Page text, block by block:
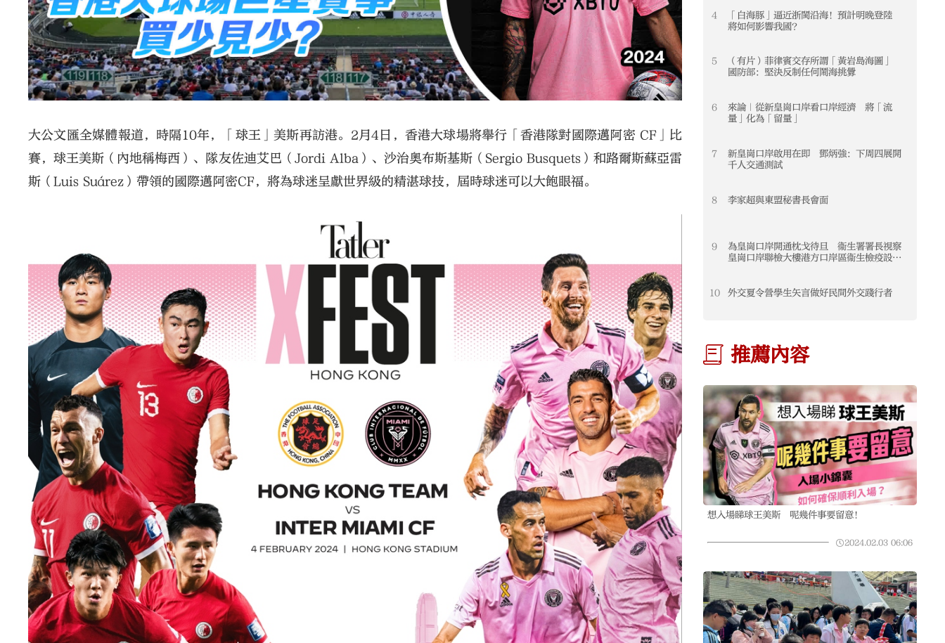
大公文匯全媒體報道，時隔10年，「球王」美斯再訪港。2月4日，香港大球場將舉行「香港隊對國際邁阿密 CF」比
賽，球王美斯（內地稱梅西）、隊友佐迪艾巴（Jordi Alba）、沙治奧布斯基斯（Sergio Busquets）和路爾斯蘇亞雷
斯（Luis Suárez）帶領的國際邁阿密CF，將為球迷呈獻世界級的精湛球技，屆時球迷可以大飽眼福。
4
「白海豚」逼近浙閩沿海！預計明晚登陸
將如何影響我國？
5
（有片）菲律賓交存所謂「黃岩島海圖」
國防部：堅決反制任何鬧海挑釁
6
來論｜從新皇崗口岸看口岸經濟 將「流
量」化為「留量」
7
新皇崗口岸啟用在即 鄧炳強：下周四展開
千人交通測試
8 李家超與東盟秘書長會面
9
為皇崗口岸開通枕戈待旦 衞生署署長視察
皇崗口岸聯檢大樓港方口岸區衞生檢疫設施
10 外交夏令營學生矢言做好民間外交踐行者
推薦內容
想入場睇球王美斯 呢幾件事要留意！
2024.02.03 06:06